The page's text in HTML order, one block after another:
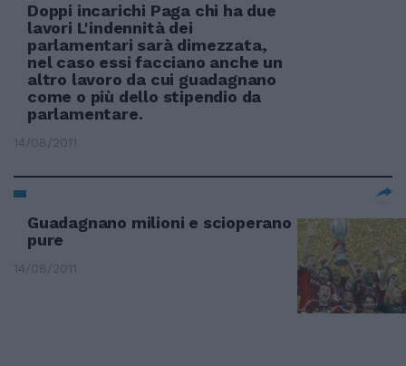
Doppi incarichi Paga chi ha due
lavori L'indennità dei
parlamentari sarà dimezzata,
nel caso essi facciano anche un
altro lavoro da cui guadagnano
come o più dello stipendio da
parlamentare.
14/08/2011
Guadagnano milioni e scioperano
pure
14/08/2011